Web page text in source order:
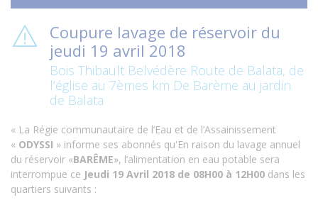
Coupure lavage de réservoir du
jeudi 19 avril 2018
Bois Thibault Belvédère Route de Balata, de
l’église au 7èmes km De Barème au jardin
de Balata
« La Régie communautaire de l’Eau et de l’Assainissement
« ODYSSI » informe ses abonnés qu'En raison du lavage annuel
du réservoir «BARÊME», l’alimentation en eau potable sera
interrompue ce Jeudi 19 Avril 2018 de 08H00 à 12H00 dans les
quartiers suivants :